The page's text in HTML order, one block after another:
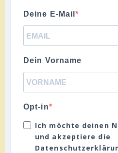
Deine E-Mail
Dein Vorname
Opt-in
Ich möchte deinen
und akzeptiere die